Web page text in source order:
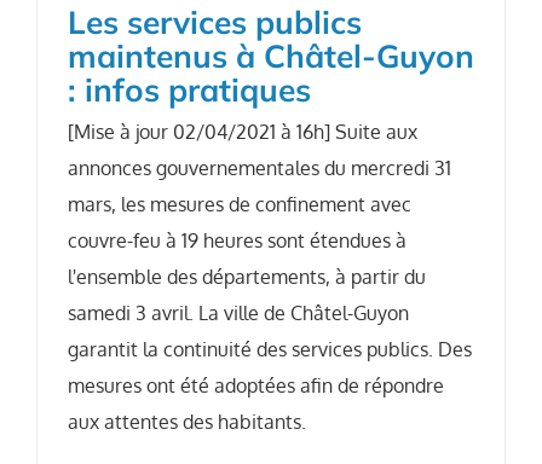
Les services publics
maintenus à Châtel-Guyon
: infos pratiques
[Mise à jour 02/04/2021 à 16h] Suite aux
annonces gouvernementales du mercredi 31
mars, les mesures de confinement avec
couvre-feu à 19 heures sont étendues à
l'ensemble des départements, à partir du
samedi 3 avril. La ville de Châtel-Guyon
garantit la continuité des services publics. Des
mesures ont été adoptées afin de répondre
aux attentes des habitants.